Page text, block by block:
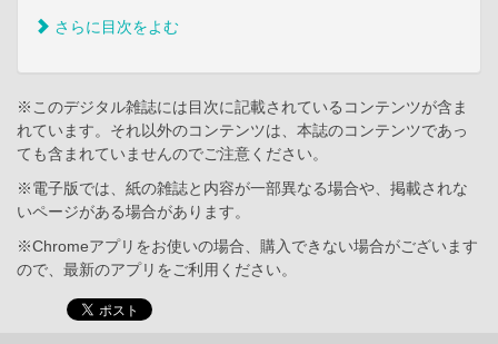
さらに目次をよむ
※このデジタル雑誌には目次に記載されているコンテンツが含ま
れています。それ以外のコンテンツは、本誌のコンテンツであっ
ても含まれていませんのでご注意ください。
※電子版では、紙の雑誌と内容が一部異なる場合や、掲載されな
いページがある場合があります。
※Chromeアプリをお使いの場合、購入できない場合がございます
ので、最新のアプリをご利用ください。